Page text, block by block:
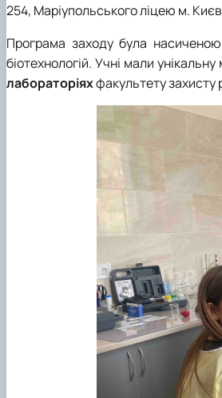
254, Маріупольського ліцею м.
Програма заходу була
біотехнологій. Учні мали
лабораторіяхфакультету захисту